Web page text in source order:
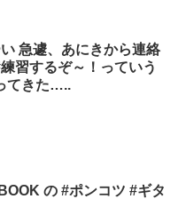
急遽、あにきから連絡
習するぞ～！っていう
てきた…..
の #ポンコツ #ギタ